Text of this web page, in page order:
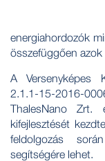
energiahordozók
összefüggően
A Versenyképes
2.1.1-15-2016-
ThalesNano Zrt.
kifejlesztését
feldolgozás
segítségére lehet.